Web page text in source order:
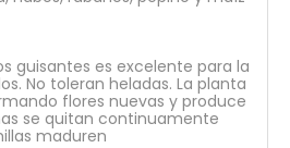
guisantes es excelente para la
No toleran heladas. La planta
flores nuevas y produce
se quitan continuamente
maduren